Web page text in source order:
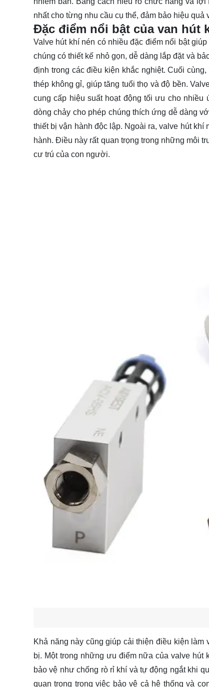
nhất cho từng nhu cầu cụ thể, đảm bảo hiệu quả
Đặc điểm nổi bật của van hút
Valve hút khí nén có nhiều đặc điểm nổi bật
chúng có thiết kế nhỏ gọn, dễ dàng lắp đặt và
định trong các điều kiện khắc nghiệt. Cuối
thép không gỉ, giúp tăng tuổi thọ và độ bền.
cung cấp hiệu suất hoạt động tối ưu cho
dòng chảy cho phép chúng thích ứng dễ dàng
thiết bị vận hành độc lập. Ngoài ra, valve hút khí
hành. Điều này rất quan trọng trong những môi
cư trú của con người.
Khả năng này cũng giúp cải thiện điều kiện
bị. Một trong những ưu điểm nữa của valve
bảo vệ như chống rò rỉ khí và tự động ngắt khi
quan trọng trong việc bảo vệ cả hệ thống và